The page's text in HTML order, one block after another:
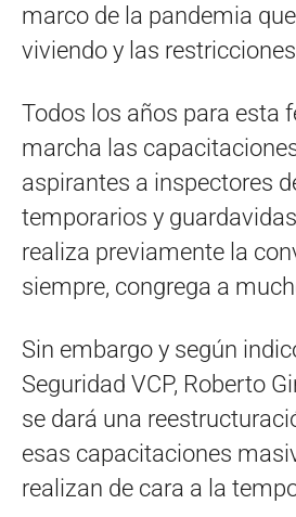
marco de la pandemia
viviendo y las
Todos los años para esta
marcha las
aspirantes a inspectores
temporarios y
realiza previamente la
siempre, congrega a
Sin embargo y según
Seguridad VCP, Roberto
se dará una
esas capacitaciones
realizan de cara a la